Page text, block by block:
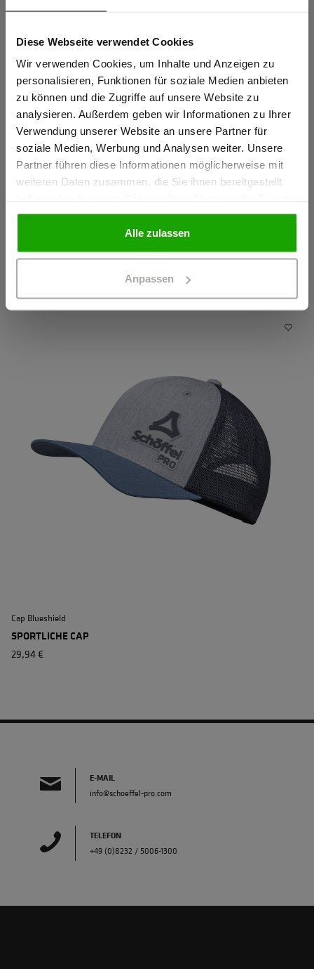
Diese Webseite verwendet Cookies
Wir verwenden Cookies, um Inhalte und Anzeigen zu
personalisieren, Funktionen für soziale Medien anbieten
zu können und die Zugriffe auf unsere Website zu
analysieren. Außerdem geben wir Informationen zu Ihrer
Verwendung unserer Website an unsere Partner für
soziale Medien, Werbung und Analysen weiter. Unsere
Partner führen diese Informationen möglicherweise mit
weiteren Daten zusammen, die Sie ihnen bereitgestellt
gesammelt haben.
Alle zulassen
Anpassen
Materialeigenschaften
OEKO-TEX® zertifiziert
beidseitig angerauht
Material & Pflege
Passform
Das könnte Ihnen auch gefallen
Cap Blueshield
SPORTLICHE CAP
29,94 €
E-MAIL
info@schoeffel-pro.com
TELEFON
+49 (0)8232 / 5006-1300
Sind Sie
Gewerbetreibender?
Ich bestätige, dass ich Gewerbetreibender bin. Alle
Preise werden netto ausgewiesen.